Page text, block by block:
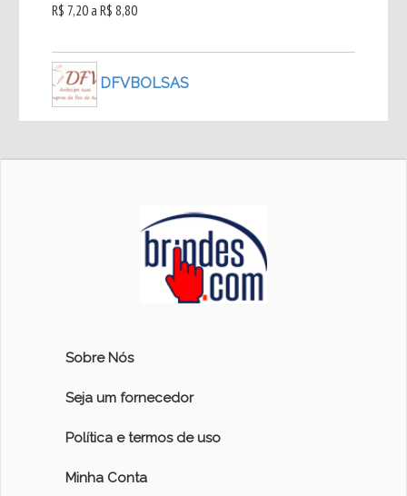
R$ 7,20 a R$ 8,80
DFVBOLSAS
Sobre Nós
Seja um fornecedor
Política e termos de uso
Minha Conta